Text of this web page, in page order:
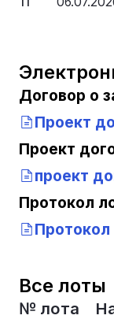
Договор о
Проект
Проект
проект
Протокол
Протокол
Все лоты
№ лота